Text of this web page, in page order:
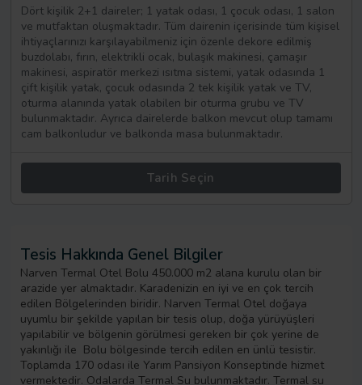
Dört kişilik 2+1 daireler; 1 yatak odası, 1 çocuk odası, 1 salon
ve mutfaktan oluşmaktadır. Tüm dairenin içerisinde tüm kişisel
ihtiyaçlarınızı karşılayabilmeniz için özenle dekore edilmiş
buzdolabı, fırın, elektrikli ocak, bulaşık makinesi, çamaşır
makinesi, aspiratör merkezi ısıtma sistemi, yatak odasında 1
çift kişilik yatak, çocuk odasında 2 tek kişilik yatak ve TV,
oturma alanında yatak olabilen bir oturma grubu ve TV
bulunmaktadır. Ayrıca dairelerde balkon mevcut olup tamamı
cam balkonludur ve balkonda masa bulunmaktadır.
Tarih Seçin
Tesis Hakkında Genel Bilgiler
Narven Termal Otel Bolu 450.000 m2 alana kurulu olan bir
arazide yer almaktadır. Karadenizin en iyi ve en çok tercih
edilen Bölgelerinden biridir. Narven Termal Otel doğaya
uyumlu bir şekilde yapılan bir tesis olup, doğa yürüyüşleri
yapılabilir ve bölgenin görülmesi gereken bir çok yerine de
yakınlığı ile Bolu bölgesinde tercih edilen en ünlü tesistir.
Toplamda 170 odası ile Yarım Pansiyon Konseptinde hizmet
vermektedir. Odalarda Termal Su bulunmaktadır. Termal su